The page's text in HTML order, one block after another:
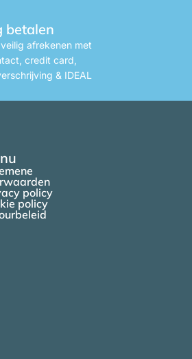
betalen
afrekenen met
credit card,
& IDEAL
policy
policy